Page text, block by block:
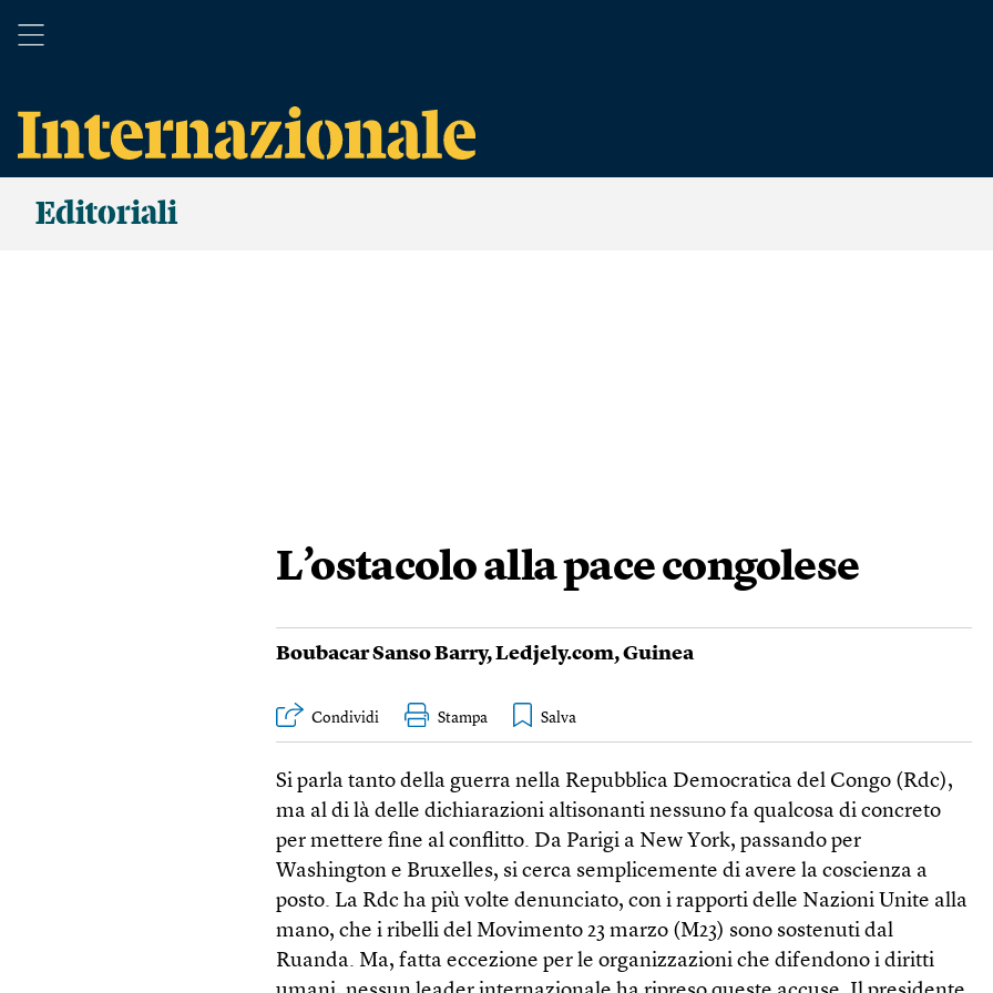
Editoriali
L’ostacolo alla pace congolese
Boubacar Sanso Barry,Ledjely.com,Guinea
Condividi Stampa
Si parla tanto della guerra nella Repubblica Democratica del Congo (Rdc),
ma al di là delle dichiarazioni altisonanti nessuno fa qualcosa di concreto
per mettere fine al conflitto. Da Parigi a New York, passando per
Washington e Bruxelles, si cerca semplicemente di avere la coscienza a
posto. La Rdc ha più volte denunciato, con i rapporti delle Nazioni Unite alla
mano, che i ribelli del Movimento 23 marzo (M23) sono sostenuti dal
Ruanda. Ma, fatta eccezione per le organizzazioni che difendono i diritti